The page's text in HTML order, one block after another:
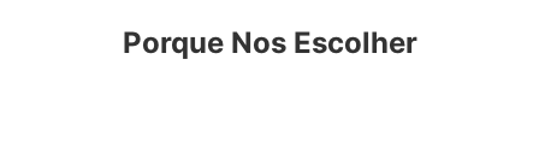
Porque Nos Escolher